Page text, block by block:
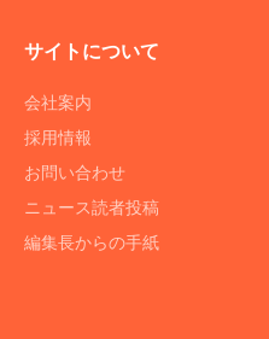
サイトについて
会社案内
採用情報
お問い合わせ
ニュース読者投稿
編集長からの手紙